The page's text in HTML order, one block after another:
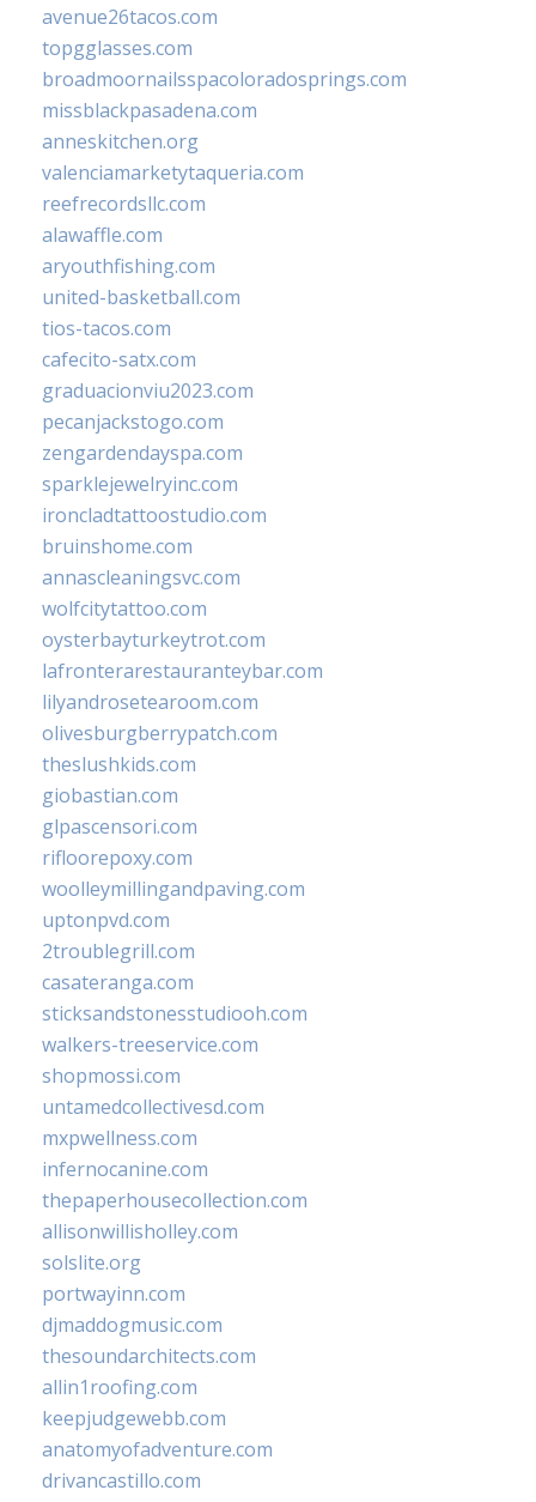
avenue26tacos.com
topgglasses.com
broadmoornailsspacoloradosprings.com
missblackpasadena.com
anneskitchen.org
valenciamarketytaqueria.com
reefrecordsllc.com
alawaffle.com
aryouthfishing.com
united-basketball.com
tios-tacos.com
cafecito-satx.com
graduacionviu2023.com
pecanjackstogo.com
zengardendayspa.com
sparklejewelryinc.com
ironcladtattoostudio.com
bruinshome.com
annascleaningsvc.com
wolfcitytattoo.com
oysterbayturkeytrot.com
lafronterarestauranteybar.com
lilyandrosetearoom.com
olivesburgberrypatch.com
theslushkids.com
giobastian.com
glpascensori.com
rifloorepoxy.com
woolleymillingandpaving.com
uptonpvd.com
2troublegrill.com
casateranga.com
sticksandstonesstudiooh.com
walkers-treeservice.com
shopmossi.com
untamedcollectivesd.com
mxpwellness.com
infernocanine.com
thepaperhousecollection.com
allisonwillisholley.com
solslite.org
portwayinn.com
djmaddogmusic.com
thesoundarchitects.com
allin1roofing.com
keepjudgewebb.com
anatomyofadventure.com
drivancastillo.com